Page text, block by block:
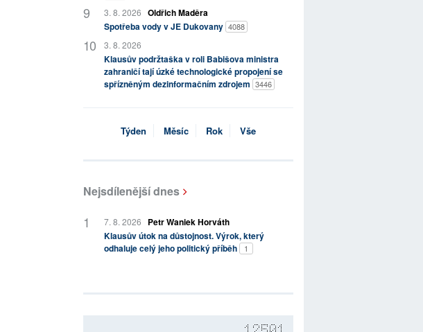
3. 8. 2026 Oldřich Maděra
Spotřeba vody v JE Dukovany 4088
3. 8. 2026
Klausův podržtaška v roli Babišova ministra
zahraničí tají úzké technologické propojení se
spřízněným dezinformačním zdrojem 3446
Týden Měsíc Rok Vše
Nejsdílenější dnes
7. 8. 2026
Petr Waniek Horváth
Klausův útok na důstojnost. Výrok, který
odhaluje celý jeho politický příběh
1